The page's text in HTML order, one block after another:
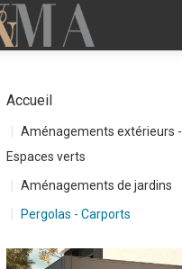
Accueil
Aménagements extérieurs -
Espaces verts
Aménagements de jardins
Pergolas - Carports